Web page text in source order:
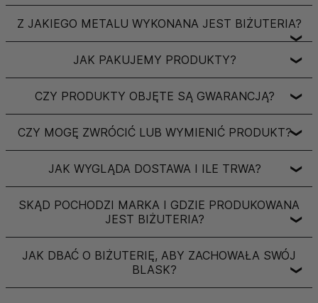
Z JAKIEGO METALU WYKONANA JEST BIŻUTERIA?
❯
JAK PAKUJEMY PRODUKTY? ❯
CZY PRODUKTY OBJĘTE SĄ GWARANCJĄ? ❯
CZY MOGĘ ZWRÓCIĆ LUB WYMIENIĆ PRODUKT?❯
JAK WYGLĄDA DOSTAWA I ILE TRWA? ❯
SKĄD POCHODZI MARKA I GDZIE PRODUKOWANA
JEST BIŻUTERIA?
❯
JAK DBAĆ O BIŻUTERIĘ, ABY ZACHOWAŁA SWÓJ
BLASK?
❯